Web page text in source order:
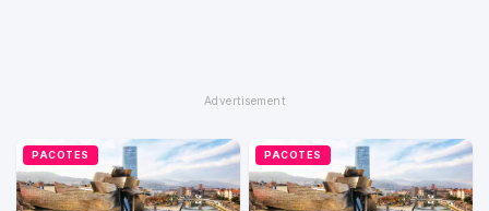
PACOTES PACOTES